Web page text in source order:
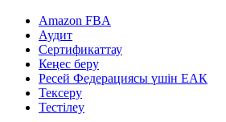
Amazon FBA
Аудит
Сертификаттау
Кеңес беру
Ресей Федерациясы үшін ЕАК
Тексеру
Тестілеу